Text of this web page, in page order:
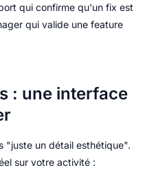
qui confirme qu'un fix est
qui valide une feature
: une interface
"juste un détail esthétique".
sur votre activité :